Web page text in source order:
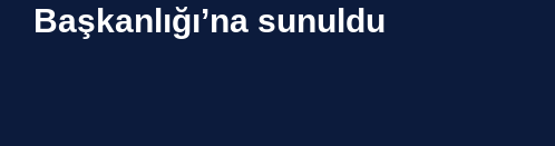
Başkanlığı’na sunuldu